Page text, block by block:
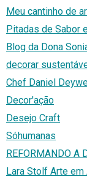
Meu cantinho de
Pitadas de Sabor
Blog da Dona
decorar
Chef Daniel
Decor'ação
Desejo Craft
Sóhumanas
REFORMANDO A
Lara Stolf Arte em